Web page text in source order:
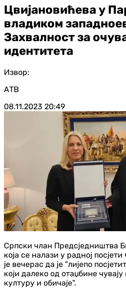
Цвијановићева у
владиком
Захвалност за
идентитета
Извор:
АТВ
08.11.2023 20:49
Српски члан Предсједништва
која се налази у радној
је вечерас да је "лијепо
који далеко од отаџбине чувају
културу и обичаје".